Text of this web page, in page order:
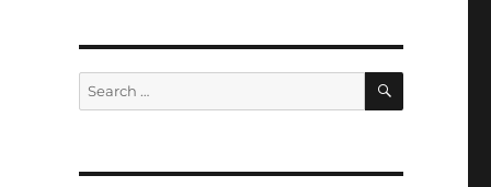
Search
for:
SEARCH